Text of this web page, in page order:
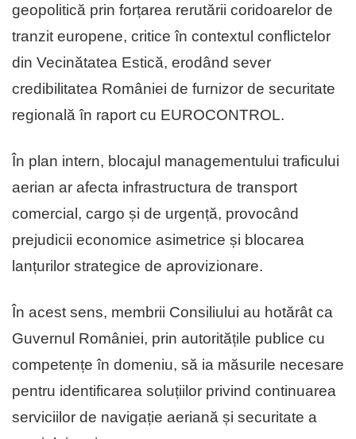
geopolitică prin forțarea rerutării coridoarelor de
tranzit europene, critice în contextul conflictelor
din Vecinătatea Estică, erodând sever
credibilitatea României de furnizor de securitate
regională în raport cu EUROCONTROL.
În plan intern, blocajul managementului traficului
aerian ar afecta infrastructura de transport
comercial, cargo și de urgență, provocând
prejudicii economice asimetrice și blocarea
lanțurilor strategice de aprovizionare.
În acest sens, membrii Consiliului au hotărât ca
Guvernul României, prin autoritățile publice cu
competențe în domeniu, să ia măsurile necesare
pentru identificarea soluțiilor privind continuarea
serviciilor de navigație aeriană și securitate a